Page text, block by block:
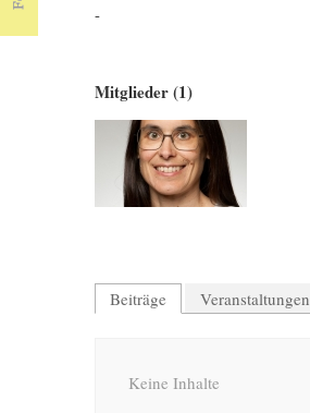
-
Mitglieder (1)
Beiträge Veranstaltungen
Keine Inhalte